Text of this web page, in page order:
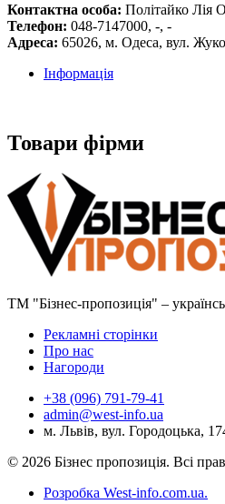
Контактна особа: Політайко Лія
Телефон: 048-7147000, -, -
Адреса: 65026, м. Одеса, вул.
Інформація
Товари фірми
ТМ "Бізнес-пропозиція" –
Рекламні сторінки
Про нас
Нагороди
+38 (096) 791-79-41
admin@west-info.ua
м. Львів, вул. Городоцька,
© 2026 Бізнес пропозиція. Всі
Розробка West-info.com.ua.